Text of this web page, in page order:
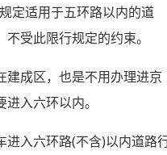
定适用于五环路以内的道
受此限行规定的约束。
建成区，也是不用办理进京
入六环以内。
进入六环路(不含)以内道路